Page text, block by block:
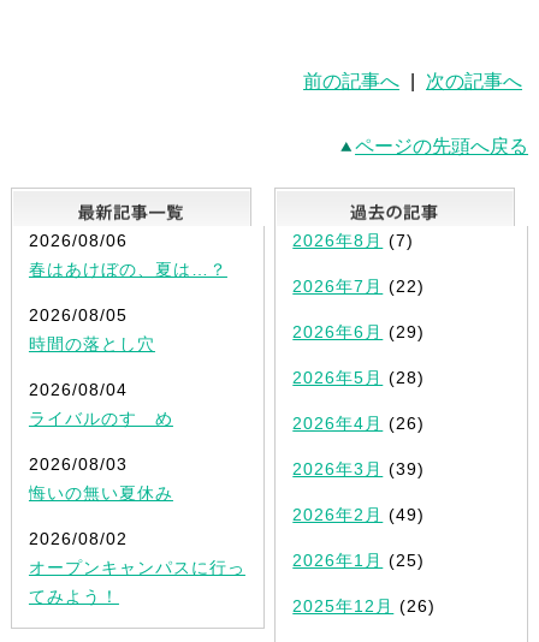
前の記事へ 次の記事へ
ページの先頭へ戻る
最新記事一覧
2026/08/06
春はあけぼの、夏は…？
2026/08/05
時間の落とし穴
2026/08/04
ライバルのすゝめ
2026/08/03
悔いの無い夏休み
2026/08/02
オープンキャンパスに行っ
てみよう！
2026年8月 (7)
2026年7月 (22)
2026年6月 (29)
2026年5月 (28)
2026年4月 (26)
2026年3月 (39)
2026年2月 (49)
2026年1月 (25)
2025年12月 (26)